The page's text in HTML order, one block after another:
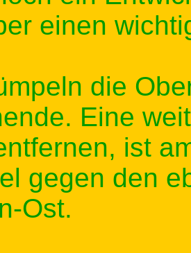
einen
die
Eine
ist
gegen den
Ost.